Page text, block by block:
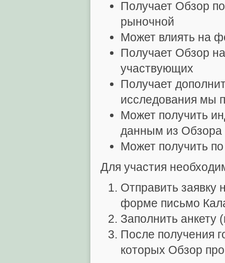
Получает Обзор
рыночной
Может влиять на
Получает Обзор
участвующих
Получает
исследования мы
Может получить
данным из Обзора
Может получить
Для участия
Отправить заявку
форме письмо
Заполнить анкету
После получения
которых Обзор